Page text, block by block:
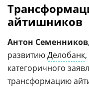
айтишников
Антон Семенников
развитиюДелобанк
категоричного
трансформацию